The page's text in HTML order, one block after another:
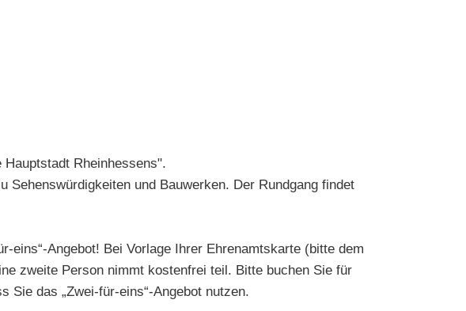
Rheinhessens".
und Bauwerken. Der Rundgang findet
eins“-Angebot! Bei Vorlage Ihrer Ehrenamtskarte (bitte dem
zweite Person nimmt kostenfrei teil. Bitte buchen Sie für
Sie das „Zwei-für-eins“-Angebot nutzen.